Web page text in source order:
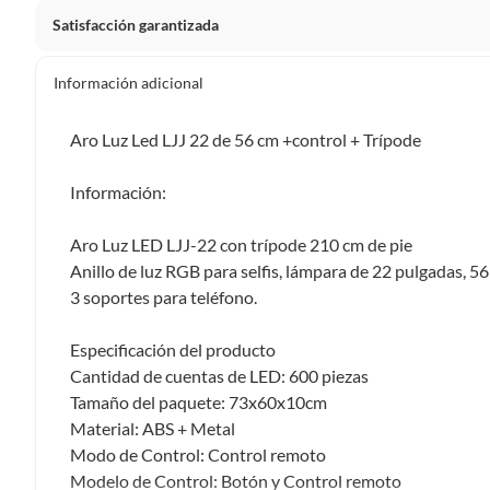
Satisfacción garantizada
pueden devolver ni cambiar. Conoce cuáles son:
48 horas: cemento, mezclas de hormigón, morteros, yeso y
Productos vendidos porSodimactienen:
48 horas: cemento, mezclas de hormigón, morteros, yeso y
máquinas.
No se pueden devolver o cambiar bajo cambio de opinión
Productos de compra internacional.
Productos comprados en Outlet Atocongo.
Productos perecibles como alimentos, bebidas,
Información adicional
Aro Luz Led LJJ 22 de 56 cm +control + Trípode
Información:
Aro Luz LED LJJ-22 con trípode 210 cm de pie
Anillo de luz RGB para selfis, lámpara de 22 pulgadas, 56
3 soportes para teléfono.
Especificación del producto
Cantidad de cuentas de LED: 600 piezas
Tamaño del paquete: 73x60x10cm
Material: ABS + Metal
Modo de Control: Control remoto
Modelo de Control: Botón y Control remoto